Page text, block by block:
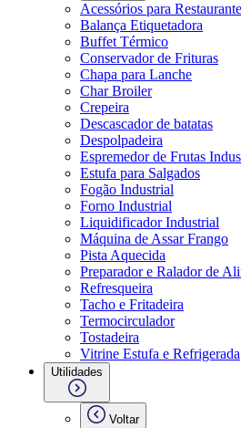
Acessórios para
Balança Etiquetadora
Buffet Térmico
Conservador de Frituras
Chapa para Lanche
Char Broiler
Crepeira
Descascador de batatas
Despolpadeira
Espremedor de Frutas
Estufa para Salgados
Fogão Industrial
Forno Industrial
Liquidificador Industrial
Máquina de Assar Frango
Pista Aquecida
Preparador e Ralador de
Refresqueira
Tacho e Fritadeira
Termocirculador
Tostadeira
Vitrine Estufa e Refrigerada
Utilidades
Voltar